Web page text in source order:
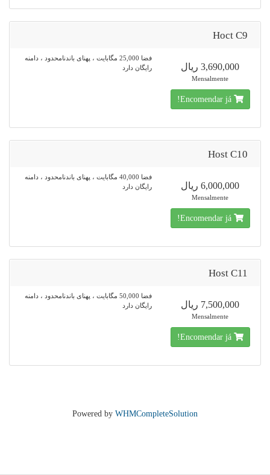
Hoct C9
فضا 25,000 مگابایت ، پهنای باندنامحدود ، دامنه
رایگان دارد
3,690,000 ریال
Mensalmente
Encomendar já!
Host C10
فضا 40,000 مگابایت ، پهنای باندنامحدود ، دامنه
رایگان دارد
6,000,000 ریال
Mensalmente
Encomendar já!
Host C11
فضا 50,000 مگابایت ، پهنای باندنامحدود ، دامنه
رایگان دارد
7,500,000 ریال
Mensalmente
Encomendar já!
Powered by WHMCompleteSolution